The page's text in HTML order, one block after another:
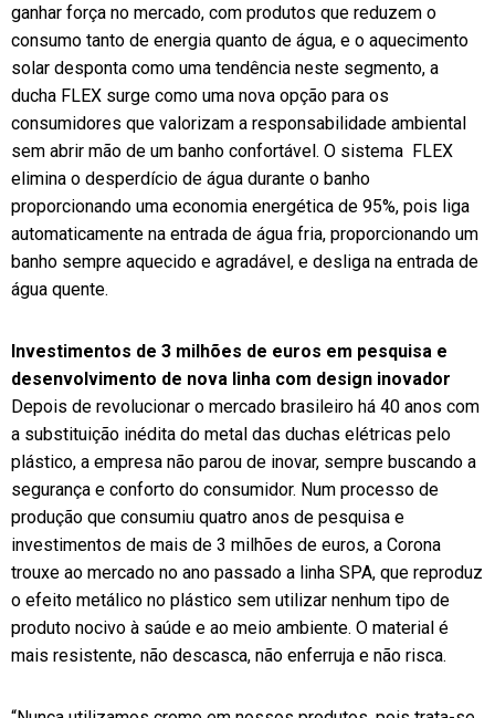
ganhar força no mercado, com produtos que reduzem o
consumo tanto de energia quanto de água, e o aquecimento
solar desponta como uma tendência neste segmento, a
ducha FLEX surge como uma nova opção para os
consumidores que valorizam a responsabilidade ambiental
sem abrir mão de um banho confortável. O sistema FLEX
elimina o desperdício de água durante o banho
proporcionando uma economia energética de 95%, pois liga
automaticamente na entrada de água fria, proporcionando um
banho sempre aquecido e agradável, e desliga na entrada de
água quente.
Investimentos de 3 milhões de euros em pesquisa e
desenvolvimento de nova linha com design inovador
Depois de revolucionar o mercado brasileiro há 40 anos com
a substituição inédita do metal das duchas elétricas pelo
plástico, a empresa não parou de inovar, sempre buscando a
segurança e conforto do consumidor. Num processo de
produção que consumiu quatro anos de pesquisa e
investimentos de mais de 3 milhões de euros, a Corona
trouxe ao mercado no ano passado a linha SPA, que reproduz
o efeito metálico no plástico sem utilizar nenhum tipo de
produto nocivo à saúde e ao meio ambiente. O material é
mais resistente, não descasca, não enferruja e não risca.